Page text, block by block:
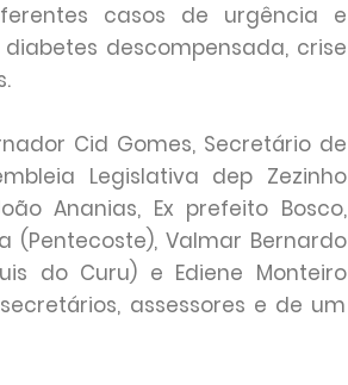
casos de urgência e
descompensada, crise
Cid Gomes, Secretário de
Legislativa dep Zezinho
Ananias, Ex prefeito Bosco,
(Pentecoste), Valmar Bernardo
do Curu) e Ediene Monteiro
assessores e de um